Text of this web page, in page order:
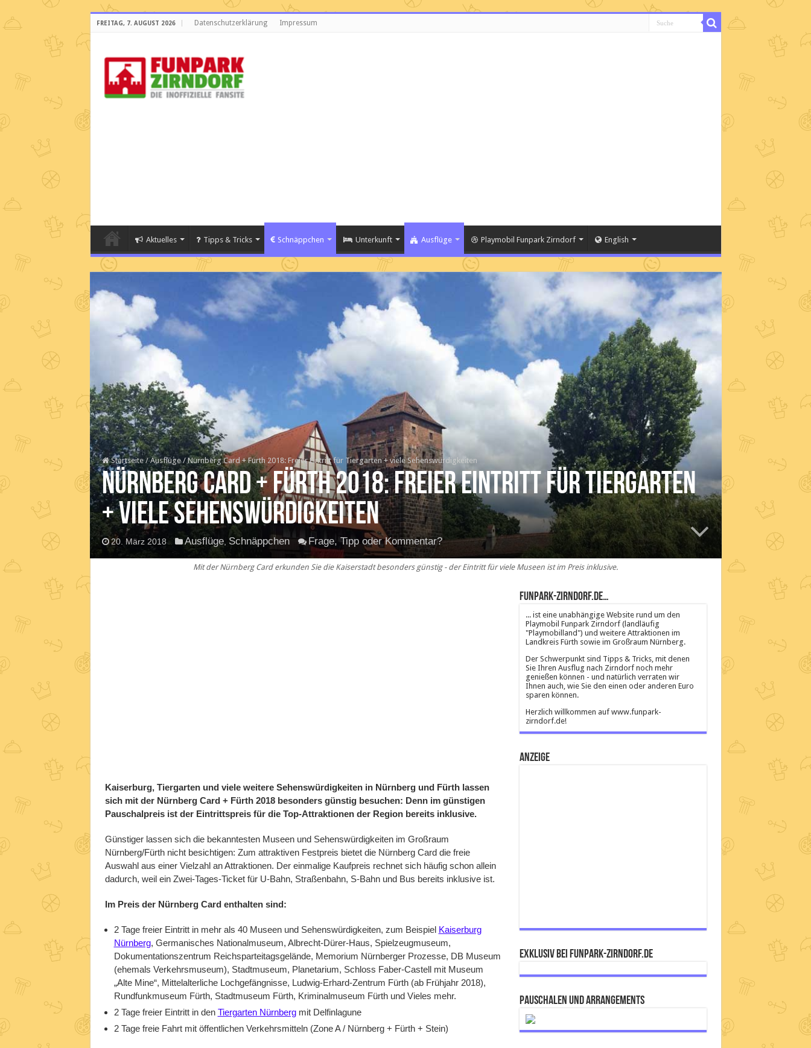
FREITAG, 7. AUGUST 2026 Datenschutzerklärung Impressum
Aktuelles Tipps & Tricks Schnäppchen Unterkunft Ausflüge Playmobil Funpark Zirndorf English
Startseite / Ausflüge / Nürnberg Card + Fürth 2018: Freier Eintritt für Tiergarten + viele Sehenswürdigkeiten
Nürnberg Card + Fürth 2018: Freier Eintritt für Tiergarten
+ viele Sehenswürdigkeiten
20. März 2018 Ausflüge, Schnäppchen Frage, Tipp oder Kommentar?
Mit der Nürnberg Card erkunden Sie die Kaiserstadt besonders günstig - der Eintritt für viele Museen ist im Preis inklusive.
Kaiserburg, Tiergarten und viele weitere Sehenswürdigkeiten in Nürnberg und Fürth lassen
sich mit der Nürnberg Card + Fürth 2018 besonders günstig besuchen: Denn im günstigen
Pauschalpreis ist der Eintrittspreis für die Top-Attraktionen der Region bereits inklusive.
Günstiger lassen sich die bekanntesten Museen und Sehenswürdigkeiten im Großraum
Nürnberg/Fürth nicht besichtigen: Zum attraktiven Festpreis bietet die Nürnberg Card die freie
Auswahl aus einer Vielzahl an Attraktionen. Der einmalige Kaufpreis rechnet sich häufig schon allein
dadurch, weil ein Zwei-Tages-Ticket für U-Bahn, Straßenbahn, S-Bahn und Bus bereits inklusive ist.
Im Preis der Nürnberg Card enthalten sind:
2 Tage freier Eintritt in mehr als 40 Museen und Sehenswürdigkeiten, zum Beispiel Kaiserburg
Nürnberg, Germanisches Nationalmuseum, Albrecht-Dürer-Haus, Spielzeugmuseum,
Dokumentationszentrum Reichsparteitagsgelände, Memorium Nürnberger Prozesse, DB Museum
(ehemals Verkehrsmuseum), Stadtmuseum, Planetarium, Schloss Faber-Castell mit Museum
„Alte Mine“, Mittelalterliche Lochgefängnisse, Ludwig-Erhard-Zentrum Fürth (ab Frühjahr 2018),
Rundfunkmuseum Fürth, Stadtmuseum Fürth, Kriminalmuseum Fürth und Vieles mehr.
2 Tage freier Eintritt in den Tiergarten Nürnbergmit Delfinlagune
2 Tage freie Fahrt mit öffentlichen Verkehrsmitteln (Zone A / Nürnberg + Fürth + Stein)
Funpark-Zirndorf.de…
... ist eine unabhängige Website rund um den
Playmobil Funpark Zirndorf (landläufig
"Playmobilland") und weitere Attraktionen im
Landkreis Fürth sowie im Großraum Nürnberg.
Der Schwerpunkt sind Tipps & Tricks, mit denen
Sie Ihren Ausflug nach Zirndorf noch mehr
genießen können - und natürlich verraten wir
Ihnen auch, wie Sie den einen oder anderen Euro
sparen können.
Herzlich willkommen auf www.funpark-
zirndorf.de!
Anzeige
Exklusiv bei FUNPARK-ZIRNDORF.DE
Pauschalen und Arrangements